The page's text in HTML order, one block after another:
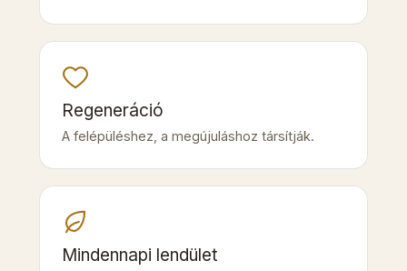
Regeneráció
A felépüléshez, a megújuláshoz társítják.
Mindennapi lendület